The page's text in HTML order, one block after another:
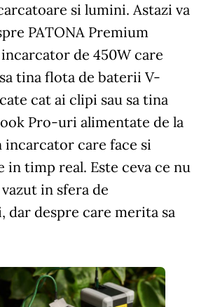
si lumini. Astazi va
PATONA Premium
incarcator de 450W care
tina flota de baterii V-
cat ai clipi sau sa tina
Pro-uri alimentate de la
incarcator care face si
timp real. Este ceva ce nu
in sfera de
dar despre care merita sa